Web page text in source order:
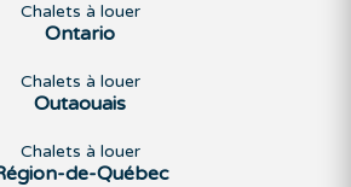
Chalets à louer
Ontario
Chalets à louer
Outaouais
Chalets à louer
de-Québec